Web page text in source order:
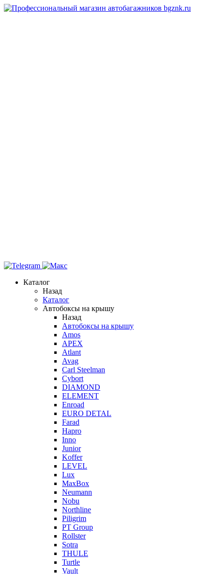
Каталог
Назад
Каталог
Автобоксы на крышу
Назад
Автобоксы на крышу
Amos
APEX
Atlant
Avag
Carl Steelman
Cybort
DIAMOND
ELEMENT
Enroad
EURO DETAL
Farad
Hapro
Inno
Junior
Koffer
LEVEL
Lux
MaxBox
Neumann
Nobu
Northline
Piligrim
PT Group
Rollster
Sotra
THULE
Turtle
Vault